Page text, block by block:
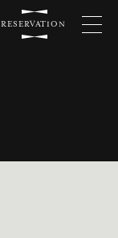
RESERVATION